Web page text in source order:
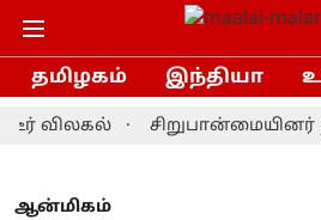
தமிழகம் இந்தியா
சிறுபான்மையினர் நலன்
ஆன்மிகம்